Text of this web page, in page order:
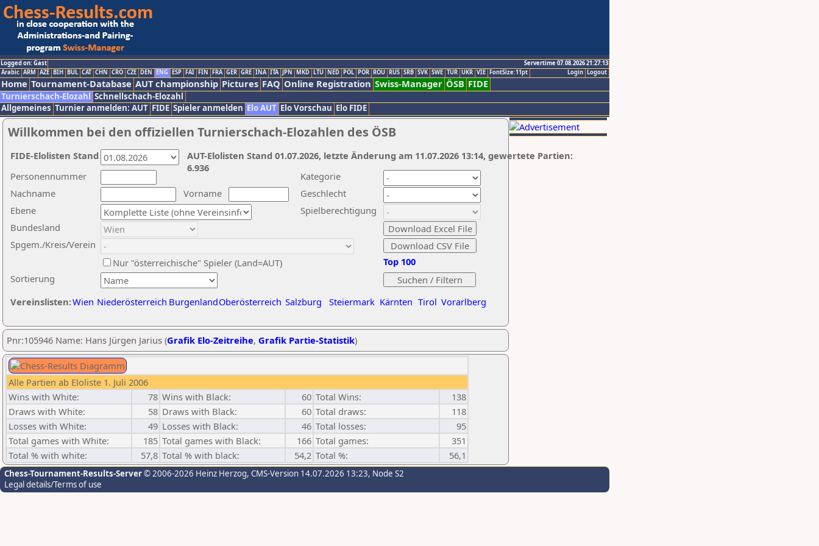
Logged on: Gast
Servertime 07.08.2026 21:27:13
Logout
Login
Arabic ARM AZE BIH BUL CAT CHN CRO CZE DEN ENG ESP FAI FIN FRA GER GRE INA ITA JPN MKD LTU NED POL POR ROU RUS SRB SVK SWE TUR UKR VIE FontSize:11pt
Home Tournament-Database AUT championship Pictures FAQ Online Registration Swiss-Manager ÖSB FIDE
Turnierschach-Elozahl Schnellschach-Elozahl
Allgemeines Turnier anmelden: AUT FIDE Spieler anmelden Elo AUT Elo Vorschau Elo FIDE
Willkommen bei den offiziellen Turnierschach-Elozahlen des ÖSB
Nachname
Vorname
Ebene
Kategorie
Sortierung
Personennummer
Bundesland
Spgem./Kreis/Verein
Geschlecht
Nur "österreichische" Spieler (Land=AUT)
Spielberechtigung
Vereinslisten:Wien Niederösterreich BurgenlandOberösterreich Salzburg Steiermark Kärnten Tirol Vorarlberg
Top 100
AUT-Elolisten Stand 01.07.2026, letzte Änderung am 11.07.2026 13:14, gewertete Partien:
6.936
FIDE-Elolisten Stand
Pnr:105946 Name: Hans Jürgen Jarius (Grafik Elo-Zeitreihe, Grafik Partie-Statistik)
Alle Partien ab Eloliste 1. Juli 2006
Wins with White:
78 Wins with Black: 60 Total Wins:
138
Draws with White:
58 Draws with Black: 60 Total draws:
118
Losses with White:
49 Losses with Black: 46 Total losses:
95
Total games with White:
185 Total games with Black: 166 Total games:
351
Total % with white:
57,8 Total % with black: 54,2 Total %: 56,1
Chess-Tournament-Results-Server© 2006-2026 Heinz Herzog, CMS-Version 14.07.2026 13:23, Node S2
Legal details/Terms of use